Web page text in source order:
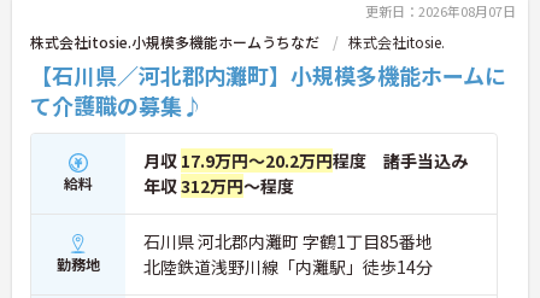
更新日：2026年08月07日
株式会社itosie.小規模多機能ホームうちなだ 株式会社itosie.
【石川県／河北郡内灘町】小規模多機能ホームに
て介護職の募集♪
給料
月収 17.9万円～20.2万円程度 諸手当込み
年収312万円～程度
勤務地
石川県 河北郡内灘町 字鶴1丁目85番地
北陸鉄道浅野川線「内灘駅」徒歩14分